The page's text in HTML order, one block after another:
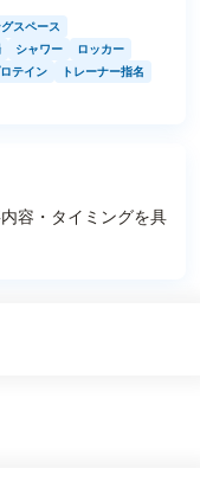
スペース
シャワー
ロッカー
テイン
トレーナー指名
容・タイミングを具